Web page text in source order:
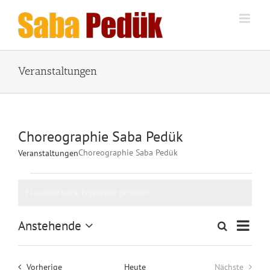
Inhalt
springen
Veranstaltungen
Choreographie Saba Pedük
VeranstaltungenChoreographie Saba Pedük
Suche
und
SucheListe
Anstehende
VorherigeVeranstaltungen Heute
Nächste